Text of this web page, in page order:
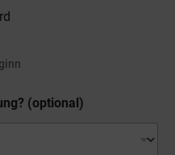
(optional)